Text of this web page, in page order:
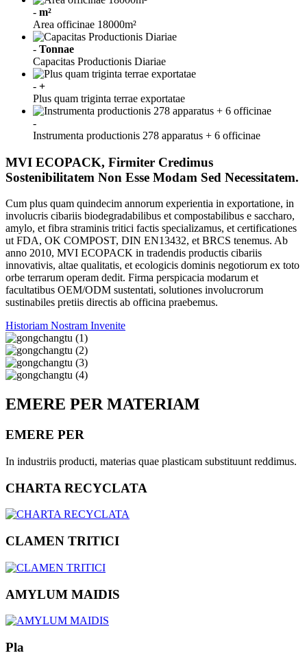
- m²
Area officinae 18000m²
- Tonnae
Capacitas Productionis Diariae
- +
Plus quam triginta terrae exportatae
-
Instrumenta productionis 278 apparatus + 6 officinae
MVI ECOPACK, Firmiter Credimus
Sostenibilitatem Non Esse Modam Sed Necessitatem.
Cum plus quam quindecim annorum experientia in exportatione, in
involucris cibariis biodegradabilibus et compostabilibus e saccharo,
amylo, et fibra straminis tritici factis specializamus, et certificationes
ut FDA, OK COMPOST, DIN EN13432, et BRCS tenemus. Ab
anno 2010, MVI ECOPACK in tradendis productis cibariis
innovativis, altae qualitatis, et ecologicis dominis negotiorum ex toto
orbe terrarum operam dedit. Firma perspicacia modarum et
facultatibus OEM/ODM sustentati, solutiones involucrorum
sustinabiles pretiis directis ab officina praebemus.
Historiam Nostram Invenite
EMERE PER MATERIAM
EMERE PER
In industriis producti, materias quae plasticam substituunt reddimus.
CHARTA RECYCLATA
CLAMEN TRITICI
AMYLUM MAIDIS
Pla